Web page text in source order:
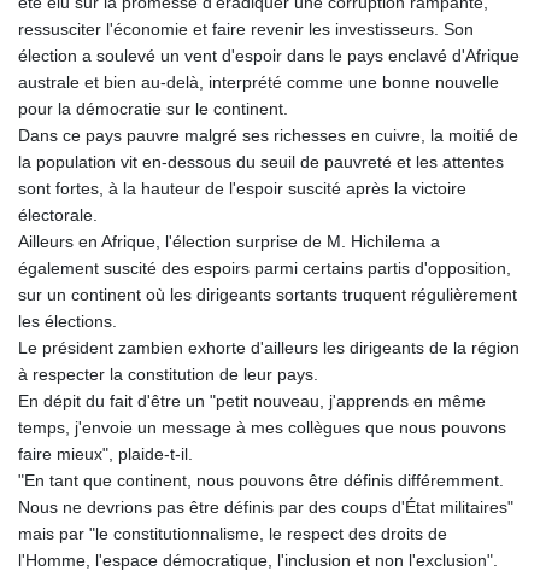
ressusciter l'économie et faire revenir les investisseurs. Son
élection a soulevé un vent d'espoir dans le pays enclavé d'Afrique
australe et bien au-delà, interprété comme une bonne nouvelle
pour la démocratie sur le continent.
Dans ce pays pauvre malgré ses richesses en cuivre, la moitié de
la population vit en-dessous du seuil de pauvreté et les attentes
sont fortes, à la hauteur de l'espoir suscité après la victoire
électorale.
Ailleurs en Afrique, l'élection surprise de M. Hichilema a
également suscité des espoirs parmi certains partis d'opposition,
sur un continent où les dirigeants sortants truquent régulièrement
les élections.
Le président zambien exhorte d'ailleurs les dirigeants de la région
à respecter la constitution de leur pays.
En dépit du fait d'être un "petit nouveau, j'apprends en même
temps, j'envoie un message à mes collègues que nous pouvons
faire mieux", plaide-t-il.
"En tant que continent, nous pouvons être définis différemment.
Nous ne devrions pas être définis par des coups d'État militaires"
mais par "le constitutionnalisme, le respect des droits de
l'Homme, l'espace démocratique, l'inclusion et non l'exclusion".